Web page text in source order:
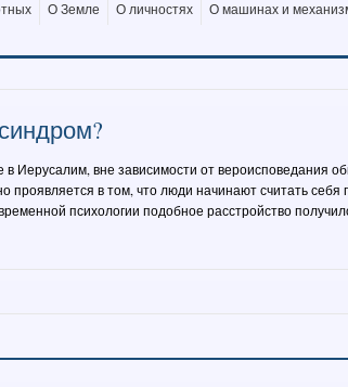
О Земле О личностях О машинах и
Иерусалим, вне зависимости от вероисповедания
проявляется в том, что люди начинают считать себя
психологии подобное расстройство